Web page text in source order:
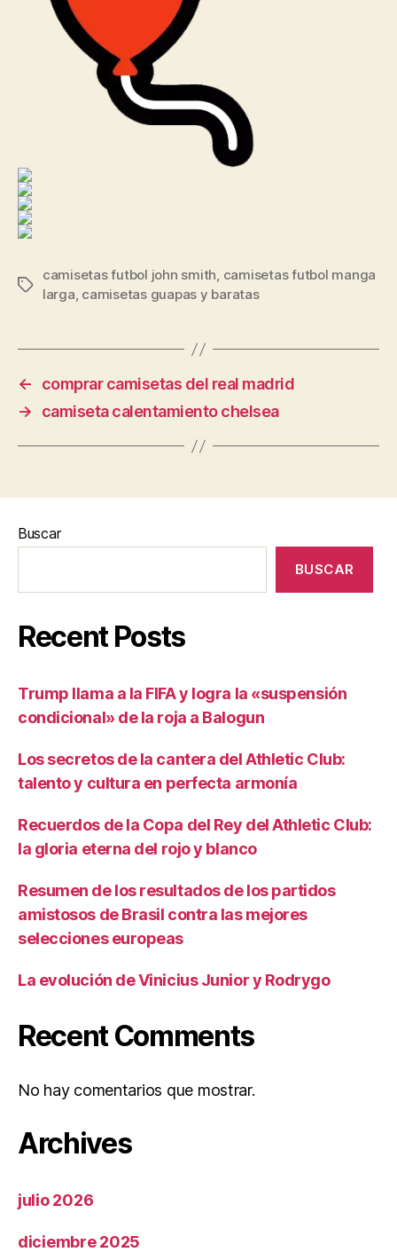
Etiquetas
camisetas futbol john smith, camisetas futbol manga
larga, camisetas guapas y baratas
←
comprar camisetas del real madrid
→
camiseta calentamiento chelsea
Buscar
BUSCAR
Recent Posts
Trump llama a la FIFA y logra la «suspensión
condicional» de la roja a Balogun
Los secretos de la cantera del Athletic Club:
talento y cultura en perfecta armonía
Recuerdos de la Copa del Rey del Athletic Club:
la gloria eterna del rojo y blanco
Resumen de los resultados de los partidos
amistosos de Brasil contra las mejores
selecciones europeas
La evolución de Vinicius Junior y Rodrygo
Recent Comments
No hay comentarios que mostrar.
Archives
julio 2026
diciembre 2025